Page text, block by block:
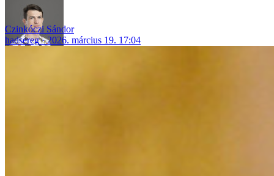
Czinkóczi Sándor
hadsereg
2026. március 19. 17:04